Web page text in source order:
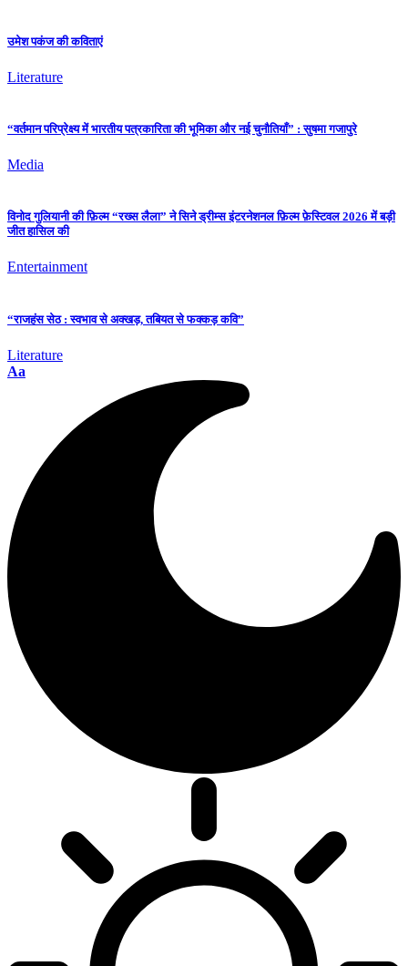
उमेश पकंज की कविताएं
Literature
“वर्तमान परिप्रेक्ष्य में भारतीय पत्रकारिता की भूमिका और नई चुनौतियाँ” : सुषमा गजापुरे
Media
विनोद गुलियानी की फ़िल्म “रख्स लैला” ने सिने ड्रीम्स इंटरनेशनल फ़िल्म फ़ेस्टिवल 2026 में बड़ी
जीत हासिल की
Entertainment
“राजहंस सेठ : स्वभाव से अक्खड़, तबियत से फक्कड़ कवि”
Literature
Aa